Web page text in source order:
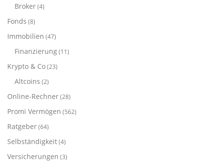
Broker(4)
Fonds (8)
Immobilien (47)
Finanzierung(11)
Krypto & Co(23)
Altcoins (2)
Online-Rechner(28)
Promi Vermögen (562)
Ratgeber(64)
Selbständigkeit(4)
Versicherungen (3)